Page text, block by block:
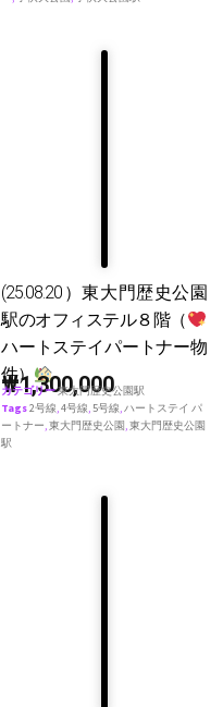
(25.08.20）東大門歴史公園
駅のオフィステル８階（
ハートステイパートナー物
件）
₩1,300,000
カテゴリー東大門歴史公園駅
Tags2号線,4号線, 5号線,ハートステイ パ
ートナー,東大門歴史公園 ,東大門歴史公園
駅